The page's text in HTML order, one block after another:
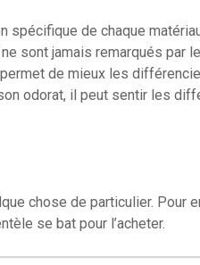
spécifique de chaque
sont jamais remarqués par
de mieux les
odorat, il peut sentir les
chose de particulier. Pour
se bat pour l’acheter.